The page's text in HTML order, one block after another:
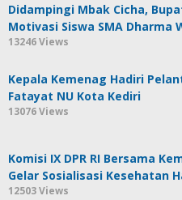
Didampingi Mbak Cicha,
Motivasi Siswa SMA Dharma
13246 Views
Kepala Kemenag Hadiri
Fatayat NU Kota Kediri
13076 Views
Komisi IX DPR RI Bersama
Gelar Sosialisasi Kesehatan
12503 Views